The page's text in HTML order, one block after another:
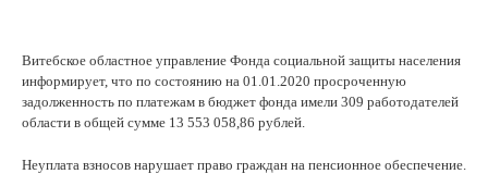
Витебское областное управление Фонда социальной защиты населения
информирует, что по состоянию на 01.01.2020 просроченную
задолженность по платежам в бюджет фонда имели 309 работодателей
области в общей сумме 13 553 058,86 рублей.
Неуплата взносов нарушает право граждан на пенсионное обеспечение.